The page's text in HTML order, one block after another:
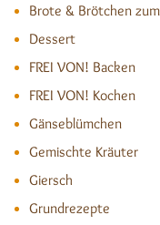
Brote & Brötchen
Dessert
FREI VON! Backen
FREI VON! Kochen
Gänseblümchen
Gemischte Kräuter
Giersch
Grundrezepte